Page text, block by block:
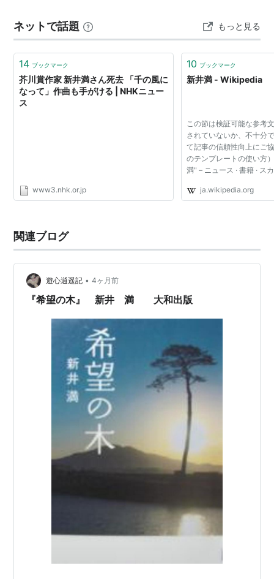
で、たった一本の松が奇跡的に残った。その奇跡の一本
松そのものが結局生き延びることができなかった。そし
て、いまその一本松はシンボ…
ネットで話題 もっと見る
14 ブックマーク
芥川賞作家 新井満さん死去 「千の風に
なって」作曲も手がける | NHKニュー
ス
www3.nhk.or.jp
10 ブックマーク
新井満 - Wikipedia
この節は検証可能な参考
されていないか、不十分
て記事の信頼性向上にご
のテンプレートの使い方
満" – ニュース · 書籍 · ス
(2022年12月) 新潟市立寄
ja.wikipedia.org
関連ブログ
遊心逍遥記 • 4ヶ月前
『希望の木』 新井 満 大和出版